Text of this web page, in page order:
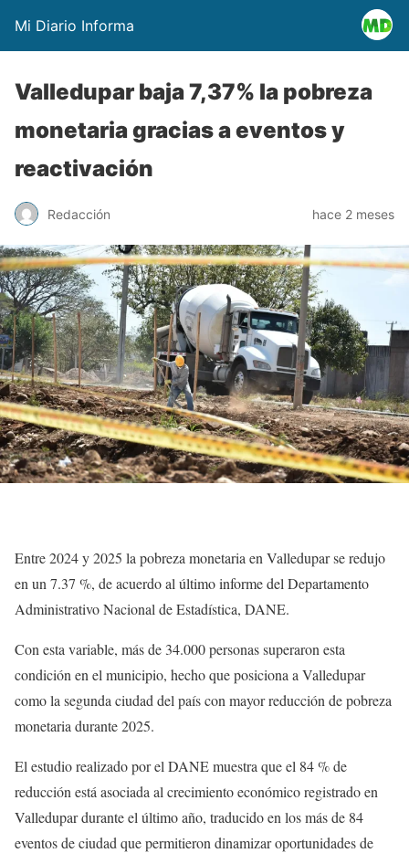
Mi Diario Informa
Valledupar baja 7,37% la pobreza
monetaria gracias a eventos y
reactivación
Redacción hace 2 meses
Entre 2024 y 2025 la pobreza monetaria en Valledupar se redujo
en un 7.37 %, de acuerdo al último informe del Departamento
Administrativo Nacional de Estadística, DANE.
Con esta variable, más de 34.000 personas superaron esta
condición en el municipio, hecho que posiciona a Valledupar
como la segunda ciudad del país con mayor reducción de pobreza
monetaria durante 2025.
El estudio realizado por el DANE muestra que el 84 % de
reducción está asociada al crecimiento económico registrado en
Valledupar durante el último año, traducido en los más de 84
eventos de ciudad que permitieron dinamizar oportunidades de